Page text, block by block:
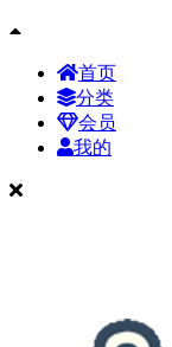
首页
分类
会员
我的